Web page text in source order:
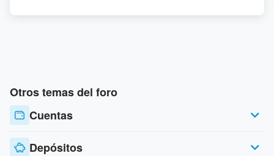
Otros temas del foro
Cuentas
Depósitos